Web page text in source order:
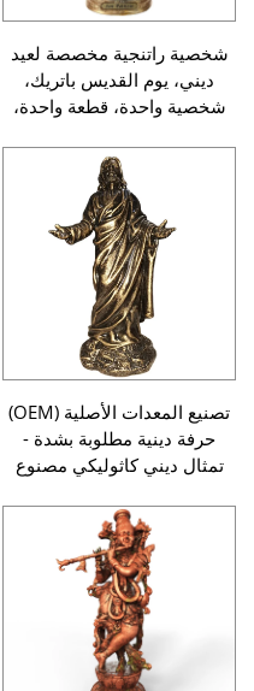
شخصية راتنجية مخصصة لعيد
ديني، يوم القديس باتريك،
شخصية واحدة، قطعة واحدة،
تصنيع المعدات الأصلية (OEM)
حرفة دينية مطلوبة بشدة -
تمثال ديني كاثوليكي مصنوع
والمعدن البرونزي